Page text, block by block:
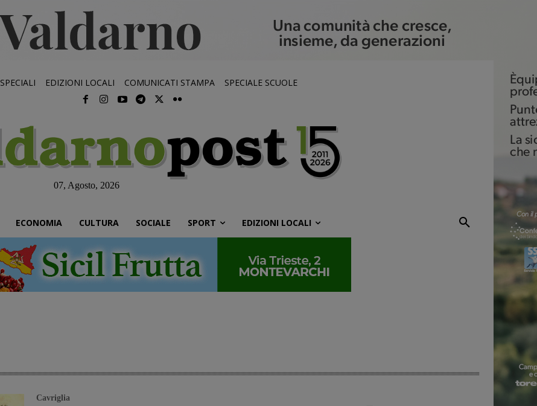
SPECIALI EDIZIONI LOCALI COMUNICATI STAMPA SPECIALE SCUOLE
07, Agosto, 2026
ECONOMIA CULTURA SOCIALE SPORT EDIZIONI LOCALI
Cavriglia